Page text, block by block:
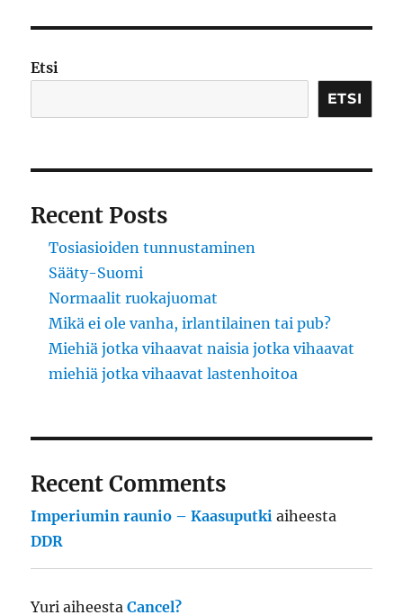
Etsi
ETSI
Recent Posts
Tosiasioiden tunnustaminen
Sääty-Suomi
Normaalit ruokajuomat
Mikä ei ole vanha, irlantilainen tai pub?
Miehiä jotka vihaavat naisia jotka vihaavat
miehiä jotka vihaavat lastenhoitoa
Recent Comments
Imperiumin raunio – Kaasuputki aiheesta
DDR
Yuri aiheestaCancel?